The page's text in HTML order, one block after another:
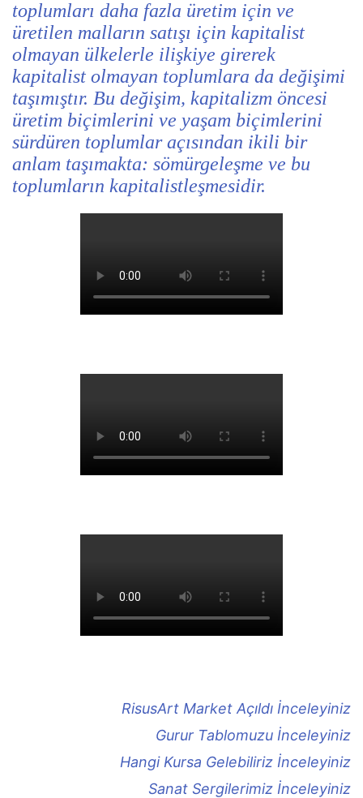
toplumları daha fazla üretim için ve
üretilen malların satışı için kapitalist
olmayan ülkelerle ilişkiye girerek
kapitalist olmayan toplumlara da değişimi
taşımıştır. Bu değişim, kapitalizm öncesi
üretim biçimlerini ve yaşam biçimlerini
sürdüren toplumlar açısından ikili bir
anlam taşımakta: sömürgeleşme ve bu
toplumların kapitalistleşmesidir.
RisusArt Market Açıldı İnceleyiniz
Gurur Tablomuzu İnceleyiniz
Hangi Kursa Gelebiliriz İnceleyiniz
Sanat Sergilerimiz İnceleyiniz